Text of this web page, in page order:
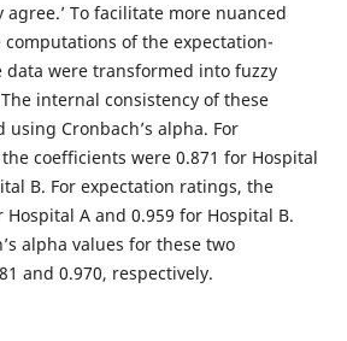
agree.’ To facilitate more nuanced
computations of the expectation-
data were transformed into fuzzy
internal consistency of these
using Cronbach’s alpha. For
coefficients were 0.871 for Hospital
B. For expectation ratings, the
Hospital A and 0.959 for Hospital B.
alpha values for these two
and 0.970, respectively.